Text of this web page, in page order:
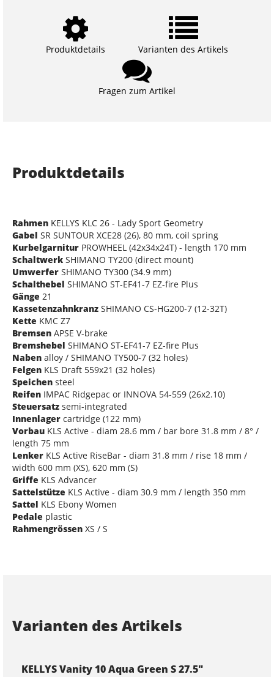
Produktdetails Varianten des Artikels
Fragen zum Artikel
Produktdetails
Rahmen KELLYS KLC 26 - Lady Sport Geometry
Gabel SR SUNTOUR XCE28 (26), 80 mm, coil spring
Kurbelgarnitur PROWHEEL (42x34x24T) - length 170 mm
Schaltwerk SHIMANO TY200 (direct mount)
Umwerfer SHIMANO TY300 (34.9 mm)
Schalthebel SHIMANO ST-EF41-7 EZ-fire Plus
Gänge 21
Kassetenzahnkranz SHIMANO CS-HG200-7 (12-32T)
Kette KMC Z7
Bremsen APSE V-brake
Bremshebel SHIMANO ST-EF41-7 EZ-fire Plus
Naben alloy / SHIMANO TY500-7 (32 holes)
Felgen KLS Draft 559x21 (32 holes)
Speichen steel
Reifen IMPAC Ridgepac or INNOVA 54-559 (26x2.10)
Steuersatz semi-integrated
Innenlager cartridge (122 mm)
Vorbau KLS Active - diam 28.6 mm / bar bore 31.8 mm / 8° /
length 75 mm
Lenker KLS Active RiseBar - diam 31.8 mm / rise 18 mm /
width 600 mm (XS), 620 mm (S)
Griffe KLS Advancer
Sattelstütze KLS Active - diam 30.9 mm / length 350 mm
Sattel KLS Ebony Women
Pedale plastic
Rahmengrössen XS / S
Varianten des Artikels
KELLYS Vanity 10 Aqua Green S 27.5"